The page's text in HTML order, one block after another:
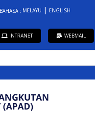
BAHASA : MELAYU ENGLISH
INTRANET WEBMAIL